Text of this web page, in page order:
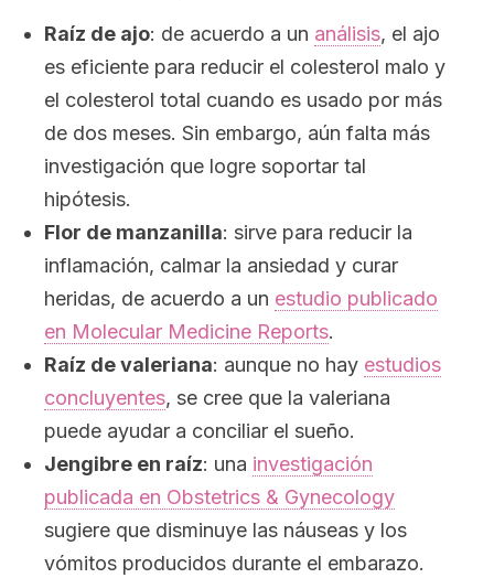
Raíz de ajo: de acuerdo a un análisis, el ajo
es eficiente para reducir el colesterol malo y
el colesterol total cuando es usado por más
de dos meses. Sin embargo, aún falta más
investigación que logre soportar tal
hipótesis.
Flor de manzanilla: sirve para reducir la
inflamación, calmar la ansiedad y curar
heridas, de acuerdo a un estudio publicado
en Molecular Medicine Reports.
Raíz de valeriana: aunque no hay estudios
concluyentes, se cree que la valeriana
puede ayudar a conciliar el sueño.
Jengibre en raíz: una investigación
publicada en Obstetrics & Gynecology
sugiere que disminuye las náuseas y los
vómitos producidos durante el embarazo.